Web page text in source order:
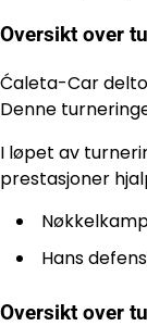
Oversikt over
Ćaleta-Car
Denne
I løpet av
prestasjoner
Hans
Oversikt over